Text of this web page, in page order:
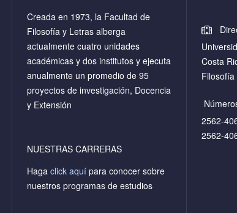
Creada en 1973, la Facultad de
Filosofía y Letras alberga
actualmente cuatro unidades
académicas y dos institutos y ejecuta
anualmente un promedio de 95
proyectos de investigación, Docencia
y Extensión
NUESTRAS CARRERAS
Haga click aquí para conocer sobre
nuestros programas de estudios
Costa
2562-
2562-